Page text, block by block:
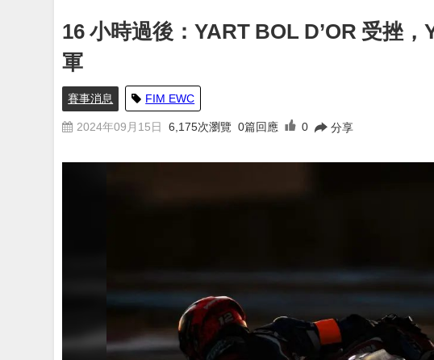
16 小時過後：YART BOL D’OR 受挫
軍
賽事消息 FIM EWC
2024年09月15日 6,175次瀏覽 0篇回應 0 分享